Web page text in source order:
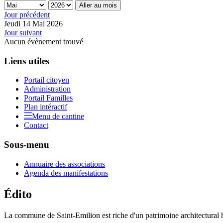
Aller au mois
Jour précédent
Jeudi 14 Mai 2026
Jour suivant
Aucun évènement trouvé
Liens utiles
Portail citoyen
Administration
Portail Familles
Plan intéractif
Menu de cantine
Contact
Sous-menu
Annuaire des associations
Agenda des manifestations
Édito
La commune de Saint-Emilion est riche d'un patrimoine architectural